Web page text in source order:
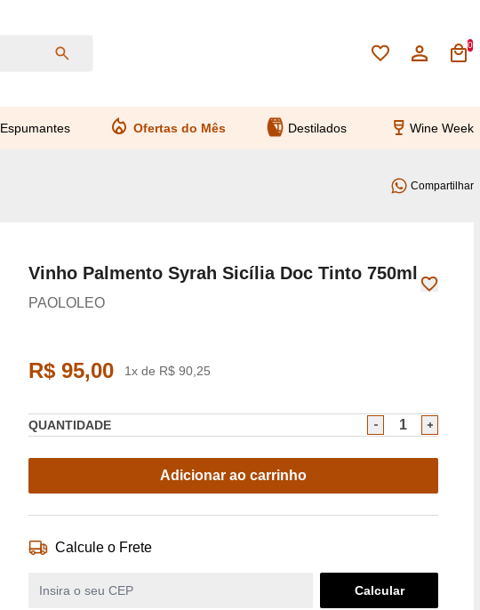
0
Espumantes Ofertas do Mês Destilados Wine Week
Compartilhar
Vinho Palmento Syrah Sicília Doc Tinto 750ml
PAOLOLEO
R$ 95,00 1x de R$ 90,25
QUANTIDADE
Adicionar ao carrinho
Calcule o Frete